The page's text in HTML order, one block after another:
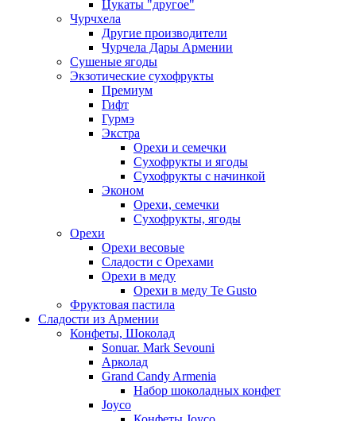
Цукаты "другое"
Чурчхела
Другие производители
Чурчела Дары Армении
Сушеные ягоды
Экзотические сухофрукты
Премиум
Гифт
Гурмэ
Экстра
Орехи и семечки
Сухофрукты и ягоды
Сухофрукты с начинкой
Эконом
Орехи, семечки
Сухофрукты, ягоды
Орехи
Орехи весовые
Сладости с Орехами
Орехи в меду
Орехи в меду Te Gusto
Фруктовая пастила
Сладости из Армении
Конфеты, Шоколад
Sonuar. Mark Sevouni
Арколад
Grand Candy Armenia
Набор шоколадных конфет
Joyco